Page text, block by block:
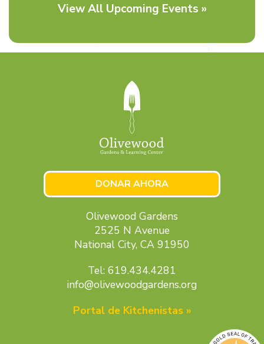
View All Upcoming Events »
DONAR AHORA
Olivewood Gardens
2525 N Avenue
National City, CA 91950
Tel: 619.434.4281
info@olivewoodgardens.org
Portal de Kitchenistas »